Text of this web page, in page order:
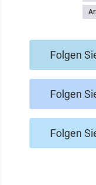
Folgen
Folgen
Folgen